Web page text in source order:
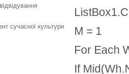
M = 1
For Each
If
сучасної культури